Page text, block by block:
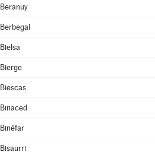
Beranuy
Berbegal
Bielsa
Bierge
Biescas
Binaced
Binéfar
Bisaurri